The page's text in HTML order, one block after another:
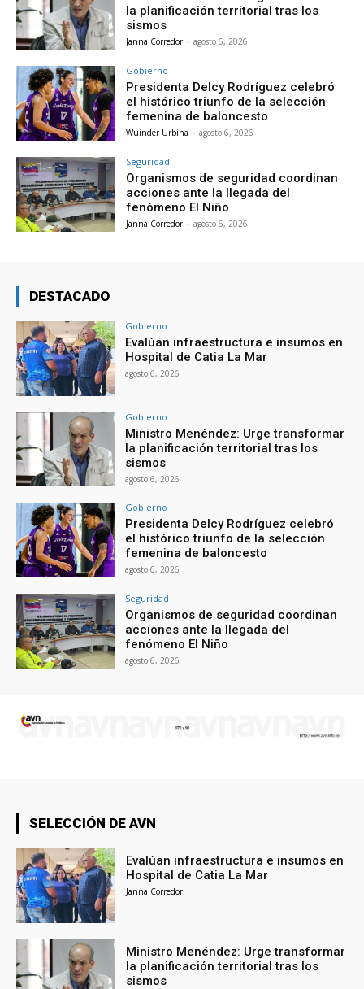
la planificación territorial tras los
sismos
Janna Corredor - agosto 6, 2026
Gobierno
Presidenta Delcy Rodríguez celebró
el histórico triunfo de la selección
femenina de baloncesto
Wuinder Urbina - agosto 6, 2026
Seguridad
Organismos de seguridad coordinan
acciones ante la llegada del
fenómeno El Niño
Janna Corredor - agosto 6, 2026
DESTACADO
Gobierno
Evalúan infraestructura e insumos en
Hospital de Catia La Mar
agosto 6, 2026
Gobierno
Ministro Menéndez: Urge transformar
la planificación territorial tras los
sismos
agosto 6, 2026
Gobierno
Presidenta Delcy Rodríguez celebró
el histórico triunfo de la selección
femenina de baloncesto
agosto 6, 2026
Seguridad
Organismos de seguridad coordinan
acciones ante la llegada del
fenómeno El Niño
agosto 6, 2026
SELECCIÓN DE AVN
Evalúan infraestructura e insumos en
Hospital de Catia La Mar
Janna Corredor
Ministro Menéndez: Urge transformar
la planificación territorial tras los
sismos